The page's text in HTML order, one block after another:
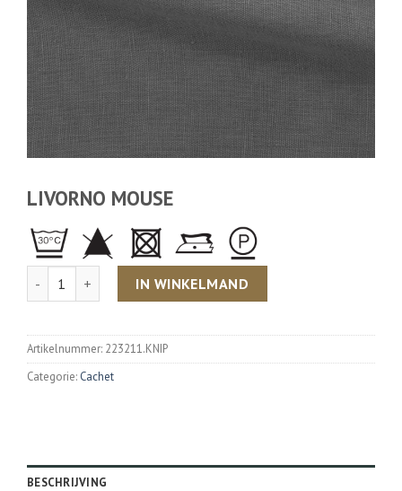
LIVORNO MOUSE
Aantal IN WINKELMAND
Artikelnummer: 223211.KNIP
Categorie: Cachet
BESCHRIJVING